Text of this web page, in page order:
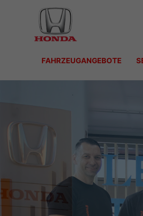
FAHRZEUGANGEBOTE